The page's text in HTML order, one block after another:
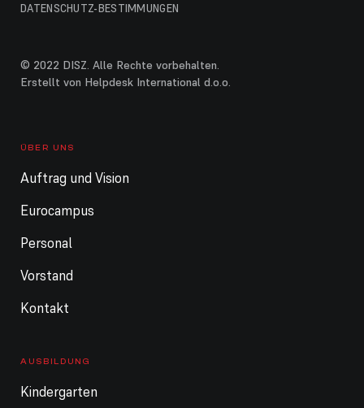
DATENSCHUTZ-BESTIMMUNGEN
© 2022 DISZ. Alle Rechte vorbehalten.
Erstellt von Helpdesk International d.o.o.
ÜBER UNS
Auftrag und Vision
Eurocampus
Personal
Vorstand
Kontakt
AUSBILDUNG
Kindergarten